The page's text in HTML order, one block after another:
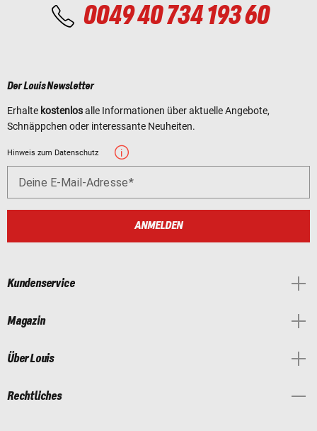
0049 40 734 193 60
Der Louis Newsletter
Erhalte kostenlosalle Informationen über aktuelle Angebote,
Schnäppchen oder interessante Neuheiten.
Hinweis zum Datenschutz
Deine E-Mail-Adresse
ANMELDEN
Kundenservice
Magazin
Über Louis
Rechtliches